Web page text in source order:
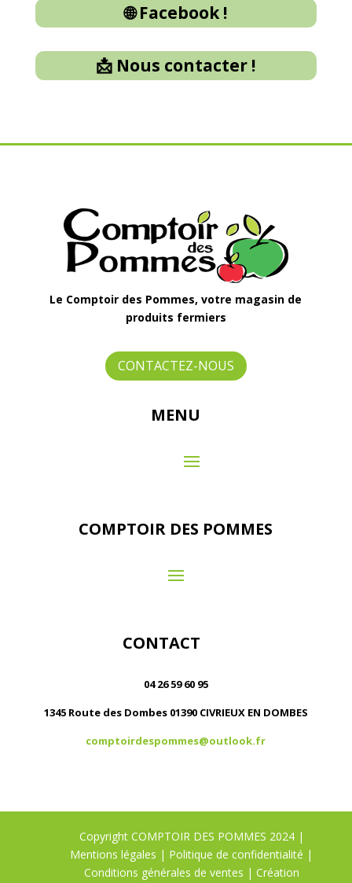
🌐 Facebook !
📩 Nous contacter !
Le Comptoir des Pommes, votre magasin de
produits fermiers
CONTACTEZ-NOUS
MENU
COMPTOIR DES POMMES
CONTACT
04 26 59 60 95
1345 Route des Dombes 01390 CIVRIEUX EN DOMBES
comptoirdespommes@outlook.fr
Copyright COMPTOIR DES POMMES 2024 |
Mentions légales | Politique de confidentialité |
Conditions générales de ventes | Création